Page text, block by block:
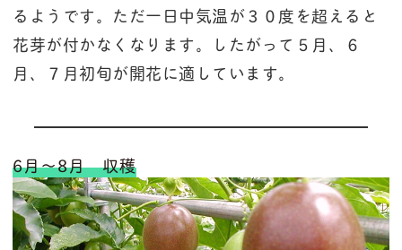
るようです。ただ一日中気温が３０度を超えると
花芽が付かなくなります。したがって５月、６
月、７月初旬が開花に適しています。
6月～8月 収穫